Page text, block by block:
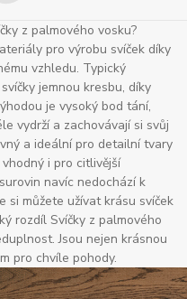
z palmového vosku?
pro výrobu svíček díky
vzhledu. Typický
jemnou kresbu, díky
je vysoký bod tání,
vydrží a zachovávají si svůj
a ideální pro detailní tvary
i pro citlivější
navíc nedochází k
si můžete užívat krásu svíček
rozdíl Svíčky z palmového
Jsou nejen krásnou
pro chvíle pohody.